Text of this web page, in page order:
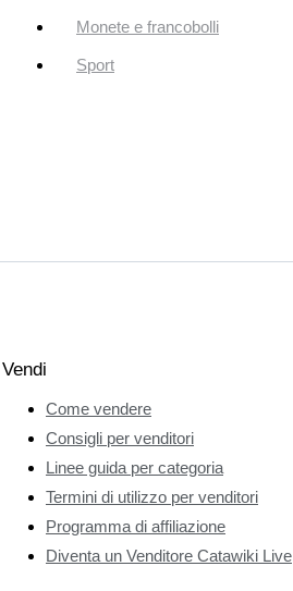
Monete e francobolli
Sport
Vendi
Come vendere
Consigli per venditori
Linee guida per categoria
Termini di utilizzo per venditori
Programma di affiliazione
Diventa un Venditore Catawiki Live